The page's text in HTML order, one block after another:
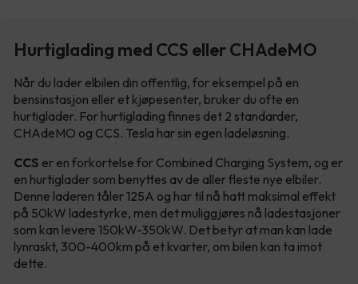
Hurtiglading med CCS eller CHAdeMO
Når du lader elbilen din offentlig, for eksempel på en
bensinstasjon eller et kjøpesenter, bruker du ofte en
hurtiglader. For hurtiglading finnes det 2 standarder,
CHAdeMO og CCS. Tesla har sin egen ladeløsning.
CCS er en forkortelse for Combined Charging System, og er
en hurtiglader som benyttes av de aller fleste nye elbiler.
Denne laderen tåler 125A og har til nå hatt maksimal effekt
på 50kW ladestyrke, men det muliggjøres nå ladestasjoner
som kan levere 150kW-350kW. Det betyr at man kan lade
lynraskt, 300-400km på et kvarter, om bilen kan ta imot
dette.